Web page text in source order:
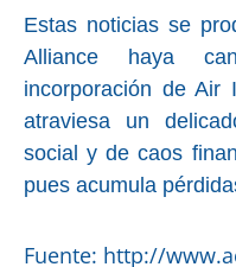
Estas noticias se
Alliance haya
incorporación de Air
atraviesa un
social y de caos
pues acumula
Fuente: http://